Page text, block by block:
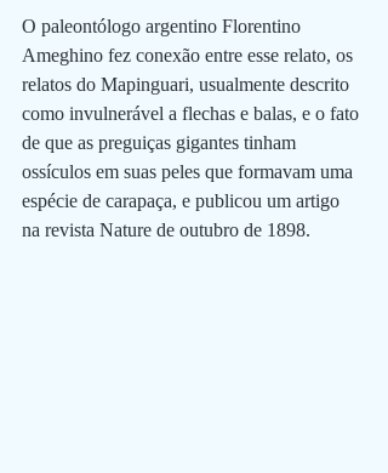
O paleontólogo argentino Florentino
Ameghino fez conexão entre esse relato, os
relatos do Mapinguari, usualmente descrito
como invulnerável a flechas e balas, e o fato
de que as preguiças gigantes tinham
ossículos em suas peles que formavam uma
espécie de carapaça, e publicou um artigo
na revista Nature de outubro de 1898.